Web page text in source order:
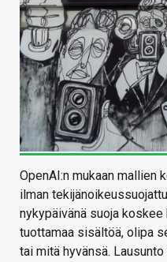
OpenAI:n mukaan mallien
ilman
nykypäivänä suoja
tuottamaa sisältöä, olipa
tai mitä hyvänsä.